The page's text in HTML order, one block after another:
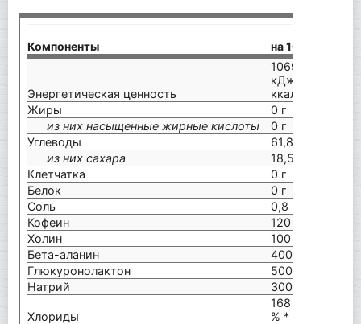
Компоненты на 100 г
Энергетическая ценность
1069
кДж/252
ккал
Жиры
0 г
из них насыщенные жирные кислоты
0 г
Углеводы
61,8 г
из них сахара
18,5 г
Клетчатка
0 г
Белок
0 г
Соль
0,8 г
Кофеин
120 мг
Холин
100 мг
Бета-аланин
400 мг
Глюкуронолактон
500 мг
Натрий
300 мг
Хлориды
168 мг = 21
% *